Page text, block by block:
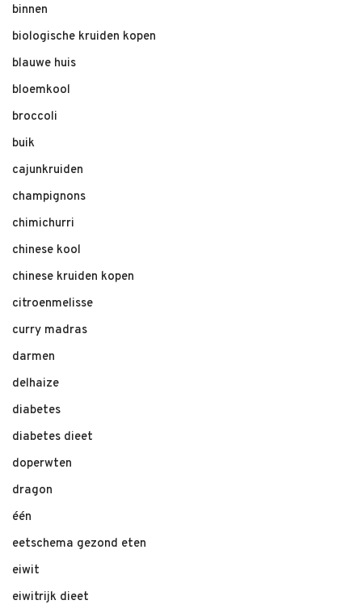
binnen
biologische kruiden kopen
blauwe huis
bloemkool
broccoli
buik
cajunkruiden
champignons
chimichurri
chinese kool
chinese kruiden kopen
citroenmelisse
curry madras
darmen
delhaize
diabetes
diabetes dieet
doperwten
dragon
één
eetschema gezond eten
eiwit
eiwitrijk dieet